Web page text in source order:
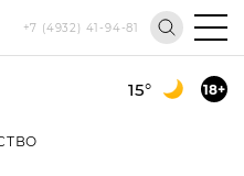
+7 (4932) 41-94-81
15° 18+